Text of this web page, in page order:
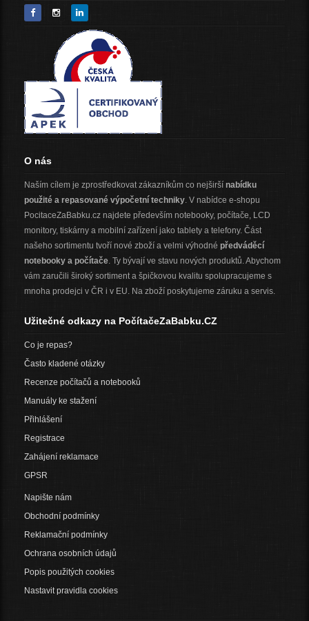
O nás
Naším cílem je zprostředkovat zákazníkům co nejširší nabídku
použité a repasované výpočetní techniky. V nabídce e-shopu
PocitaceZaBabku.cz najdete především notebooky, počítače, LCD
monitory, tiskárny a mobilní zařízení jako tablety a telefony. Část
našeho sortimentu tvoří nové zboží a velmi výhodné předváděcí
notebooky a počítače. Ty bývají ve stavu nových produktů. Abychom
vám zaručili široký sortiment a špičkovou kvalitu spolupracujeme s
mnoha prodejci v ČR i v EU. Na zboží poskytujeme záruku a servis.
Užitečné odkazy na PočítačeZaBabku.CZ
Co je repas?
Často kladené otázky
Recenze počítačů a notebooků
Manuály ke stažení
Přihlášení
Registrace
Zahájení reklamace
GPSR
Napište nám
Obchodní podmínky
Reklamační podmínky
Ochrana osobních údajů
Popis použitých cookies
Nastavit pravidla cookies